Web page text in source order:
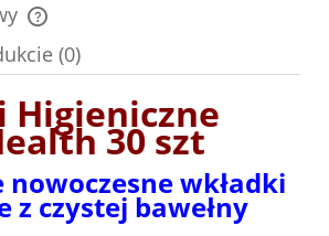
kosztów płatności
(0)
Higieniczne
30 szt
nowoczesne wkładki
z czystej bawełny